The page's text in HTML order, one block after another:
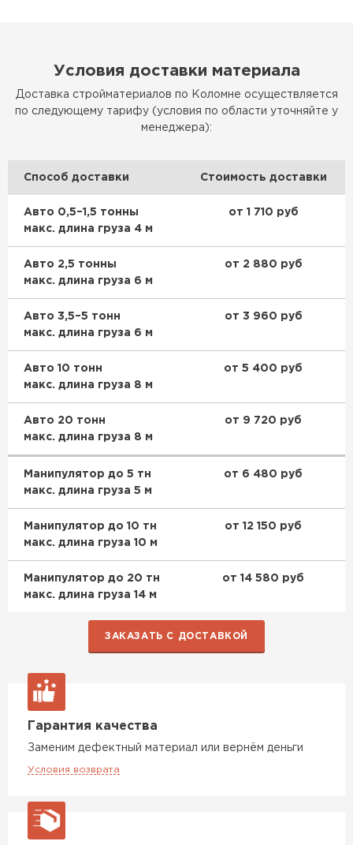
Условия доставки материала
Доставка стройматериалов по Коломне осуществляется
по следующему тарифу (условия по области уточняйте у
менеджера):
Способ доставки Стоимость доставки
Авто 0,5–1,5 тонны
макс. длина груза 4 м
от 1 710 руб
Авто 2,5 тонны
макс. длина груза 6 м
от 2 880 руб
Авто 3,5–5 тонн
макс. длина груза 6 м
от 3 960 руб
Авто 10 тонн
макс. длина груза 8 м
от 5 400 руб
Авто 20 тонн
макс. длина груза 8 м
от 9 720 руб
Манипулятор до 5 тн
макс. длина груза 5 м
от 6 480 руб
Манипулятор до 10 тн
макс. длина груза 10 м
от 12 150 руб
Манипулятор до 20 тн
макс. длина груза 14 м
от 14 580 руб
ЗАКАЗАТЬ С ДОСТАВКОЙ
Гарантия качества
Заменим дефектный материал или вернём деньги
Условия возврата